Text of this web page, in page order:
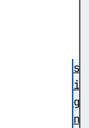
s
i
g
n